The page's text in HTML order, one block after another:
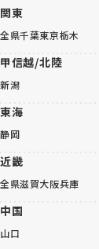
関東
全県千葉東京栃木
甲信越/北陸
新潟
東海
静岡
近畿
全県滋賀大阪兵庫
中国
山口